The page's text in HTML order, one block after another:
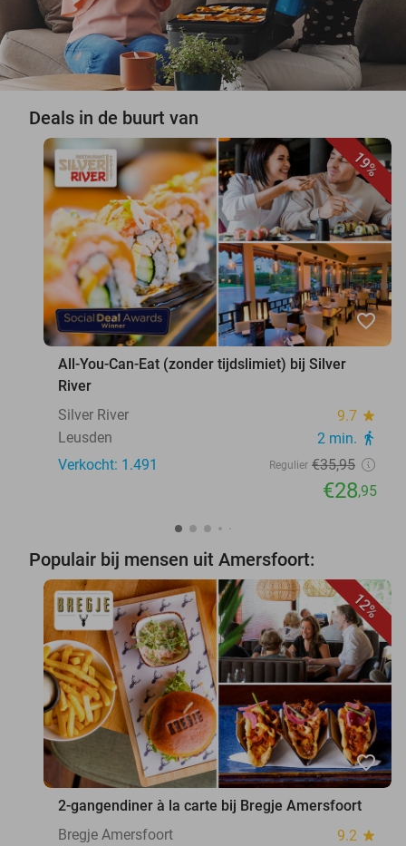
Deals in de buurt van
19%
favorite_border
All-You-Can-Eat (zonder tijdslimiet) bij Silver
River
Silver River
9.7 star
Leusden 2 min. directions_walk
Verkocht: 1.491 Regulier €35,95
€28,95
Populair bij mensen uit Amersfoort:
12%
favorite_border
2-gangendiner à la carte bij Bregje Amersfoort
Bregje Amersfoort
9.2 star